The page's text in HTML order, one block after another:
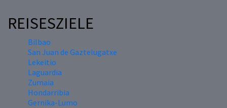
REISESZIELE
Bilbao
San Juan de Gaztelugatxe
Lekeitio
Laguardia
Zumaia
Hondarribia
Gernika-Lumo